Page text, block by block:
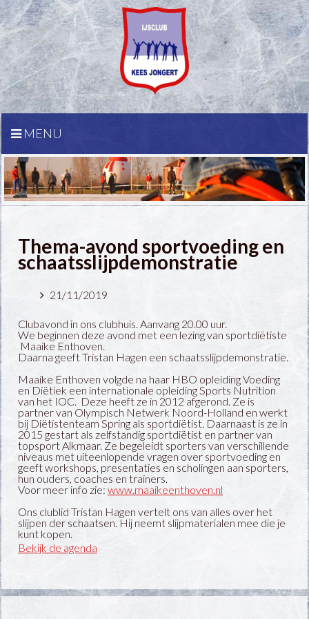
MENU
Thema-avond sportvoeding en
schaatsslijpdemonstratie
21/11/2019
Clubavond in ons clubhuis. Aanvang 20.00 uur.
We beginnen deze avond met een lezing van sportdiëtiste
Maaike Enthoven.
Daarna geeft Tristan Hagen een schaatsslijpdemonstratie.
Maaike Enthoven volgde na haar HBO opleiding Voeding
en Diëtiek een internationale opleiding Sports Nutrition
van het IOC. Deze heeft ze in 2012 afgerond. Ze is
partner van Olympisch Netwerk Noord-Holland en werkt
bij Diëtistenteam Spring als sportdiëtist. Daarnaast is ze in
2015 gestart als zelfstandig sportdiëtist en partner van
topsport Alkmaar. Ze begeleidt sporters van verschillende
niveaus met uiteenlopende vragen over sportvoeding en
geeft workshops, presentaties en scholingen aan sporters,
hun ouders, coaches en trainers.
Voor meer info zie: www.maaikeenthoven.nl
Ons clublid Tristan Hagen vertelt ons van alles over het
slijpen der schaatsen. Hij neemt slijpmaterialen mee die je
kunt kopen.
Bekijk de agenda